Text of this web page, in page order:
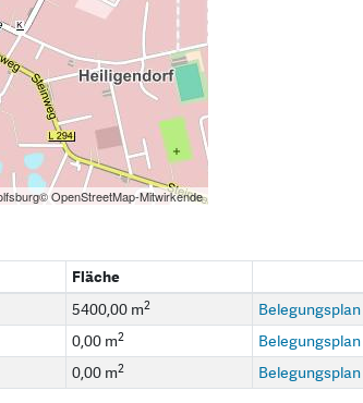
OpenStreetMap-Mitwirkende
Fläche
5400,00 m2 Belegungsplan
0,00 m2 Belegungsplan
0,00 m2 Belegungsplan